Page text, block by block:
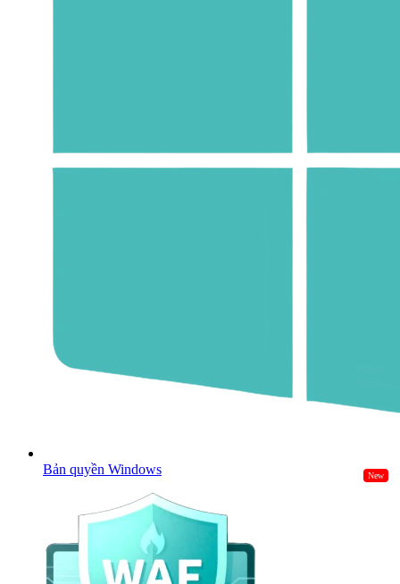
Bản quyền Windows New